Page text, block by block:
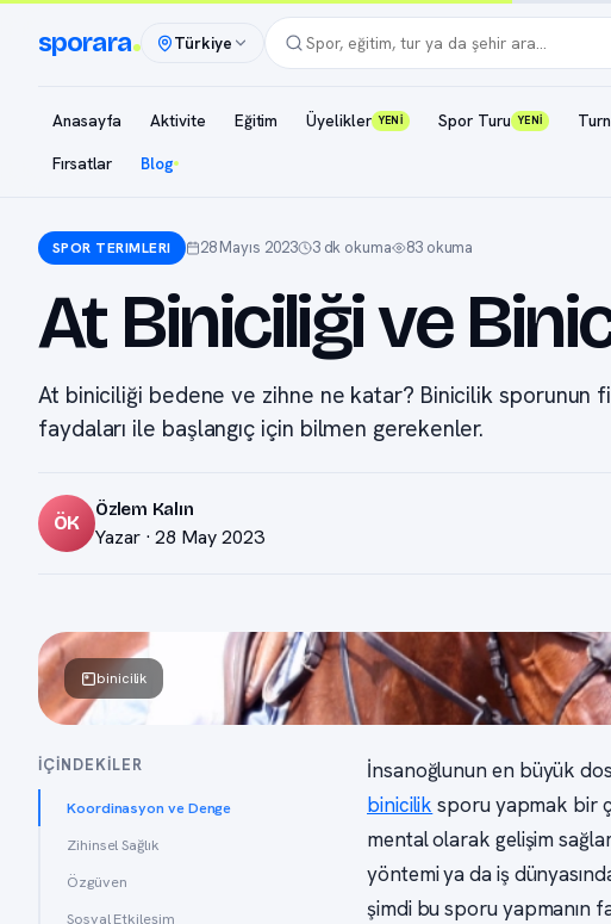
sporara Türkiye
Anasayfa Aktivite Eğitim Üyelikler YENİ Spor Turu YENİ
Fırsatlar
Blog
SPOR TERIMLERI 28 Mayıs 2023 3 dk okuma 83 okuma
At Biniciliği ve
At biniciliği bedene ve zihne ne katar? Binicilik sporunun
faydaları ile başlangıç için bilmen gerekenler.
ÖK
Özlem Kalın
Yazar · 28 May 2023
binicilik
İÇINDEKILER
Koordinasyon ve Denge
Zihinsel Sağlık
Özgüven
Sosyal Etkileşim
İnsanoğlunun en büyük
binicilik sporu yapmak bir
mental olarak gelişim
yöntemi ya da iş
şimdi bu sporu yapmanın